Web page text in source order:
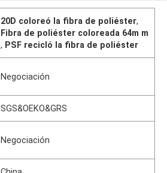
20D coloreó la fibra de poliéster,
Fibra de poliéster coloreada 64m m
, PSF recicló la fibra de poliéster
Negociación
SGS&OEKO&GRS
Negociación